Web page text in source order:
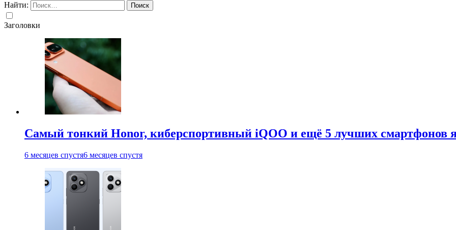
Найти:
Заголовки
Самый тонкий Honor, киберспортивный iQOO и ещё 5 лучших смартфонов
6 месяцев спустя6 месяцев спустя